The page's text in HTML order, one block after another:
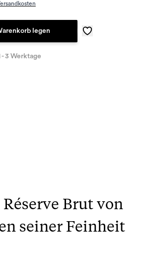
legen
3 Werktage
Brut von
seiner Feinheit